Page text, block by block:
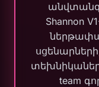
Shannon
team